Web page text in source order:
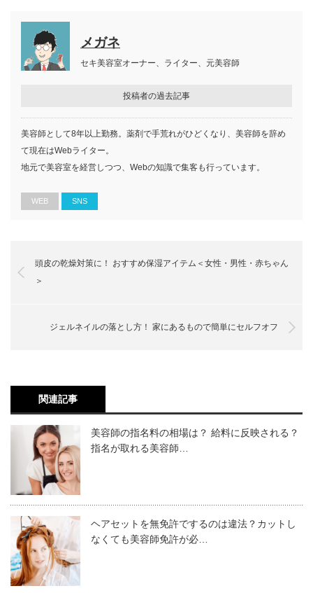
カミカリスマとは
カミカリスマの主催
カミカリスマの歴史
選ばれるのはどんな人？ カミカリスマの選定
カミカリスマのカテゴリーの選定基準
カミカリスマの選ばれ方
カミカリスマ 2023 受賞者一覧
カミカリスマを受賞するカリスマ美容師たち
技術力が高い
カミカリスマを受賞するには？ カリスマ美容
師の目指し方
カミカリスマは日本の美容技術や文化を世界
カミカリスマとはどんなもの？
カミカリスマ 2023 受賞者一覧
2022年12月に開催された「KAMI CHARISMA 2023アワー
ド」の受賞者の一部をご紹介します。名前を見れば、どれ
ほどのレベルかイメージできるかと思います。
・朝日光輝：SUNVALLEY
・いわSUN：i.Tokyo
・川畑タケル：BEAUTRIUM七里ヶ浜
・高木琢也：OCEAN TOKYO
・奈良裕也：SHIMA HARAJUKU
・松永英樹：ABBEY
・宮村浩気：AFLOAT
（Beautopia）
カミカリスマではランク分けをしており、美容師の場合は
カミカリスマを受賞するには？ カリ
スマ美容師の目指し方
一般的な美容師が選ばれる可能性がゼロ、という
ってもカリスマ美容師を目指せます。
では、そのためには何をすればいいのか、具体的な方法を
見ていきましょう。
技術を磨く
メガネ
セキ美容室オーナー、ライター、元美容師
投稿者の過去記事
美容師として8年以上勤務。薬剤で手荒れがひどくなり、美容師を辞め
て現在はWebライター。
地元で美容室を経営しつつ、Webの知識で集客も行っています。
WEB SNS
頭皮の乾燥対策に！ おすすめ保湿アイテム＜女性・男性・赤ちゃん
＞
ジェルネイルの落とし方！ 家にあるもので簡単にセルフオフ
関連記事
美容師の指名料の相場は？ 給料に反映される？
指名が取れる美容師…
ヘアセットを無免許でするのは違法？カットし
なくても美容師免許が必…